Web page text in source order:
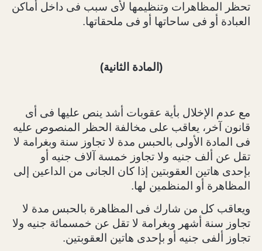
تحظر المظاهرات وتنظيمها لأى سبب فى داخل أماكن
العبادة أو فى ساحاتها أو فى ملحقاتها.
(المادة الثانية)
مع عدم الإخلال بأية عقوبات أشد ينص عليها فى أى
قانون آخر، يعاقب على مخالفة الحظر المنصوص عليه
فى المادة الأولى بالحبس مدة لا تجاوز سنة وبغرامة لا
تقل عن ألف جنيه ولا تجاوز خمسة آلاف جنيه أو
بإحدى هاتين العقوبتين إذا كان الجانى من الداعين إلى
المظاهرة أو المنظمين لها.
ويعاقب كل من شارك فى المظاهرة بالحبس مدة لا
تجاوز سنة أشهر وبغرامة لا تقل عن خمسمائة جنيه ولا
تجاوز ألفى جنيه أو بإحدى هاتين العقوبتين.